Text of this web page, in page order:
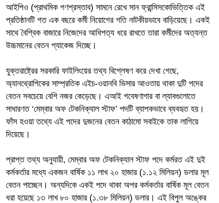
আইপিও (প্রাথমিক গণপ্রস্তাব) সামনে রেখে সান ফ্রান্সিসকোভিত্তিক এই
প্রতিষ্ঠানটি গত এক বছরে কর্মী নিয়োগের গতি নাটকীয়ভাবে বাড়িয়েছে। একই
সাথে বৈশ্বিক বাজারে নিজেদের আধিপত্য ধরে রাখতে তারা কর্মীদের অত্যন্ত
উচ্চমানের বেতন প্যাকেজ দিচ্ছে।
যুক্তরাষ্ট্রের সরকারি ফাইলিংয়ের তথ্য বিশ্লেষণ করে দেখা গেছে,
অ্যানথ্রোপিকের সাম্প্রতিক এইচ-ওয়ানবি ভিসার আওতায় থাকা দুটি পদের
বেতন সবচেয়ে বেশি নজর কেড়েছে। এআই গবেষণাগার বা ল্যাবগুলোতে
সাধারণত ‘মেম্বার অফ টেকনিক্যাল স্টাফ’ পদটি ব্যাপকভাবে ব্যবহৃত হয়।
ফাঁস হওয়া তথ্যে এই পদের দুজনের বেতন কাঠামো সবাইকে তাক লাগিয়ে
দিয়েছে।
প্রাপ্ত তথ্য অনুযায়ী, মেম্বার অফ টেকনিক্যাল স্টাফ পদে কর্মরত এই দুই
কর্মকর্তার মধ্যে একজন বার্ষিক ১১ লাখ ২০ হাজার (১.১২ মিলিয়ন) ডলার মূল
বেতন পাচ্ছেন। অন্যদিকে একই পদে থাকা অপর কর্মকর্তার বার্ষিক মূল বেতন
ধরা হয়েছে ১৩ লাখ ৮০ হাজার (১.৩৮ মিলিয়ন) ডলার। এই বিপুল অঙ্কের